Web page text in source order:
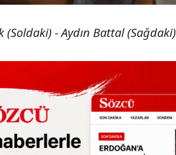
(Soldaki) - Aydın Battal (Sağdaki)